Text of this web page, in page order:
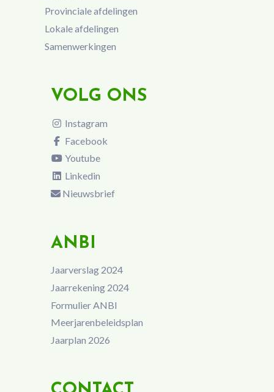
Provinciale afdelingen
Lokale afdelingen
Samenwerkingen
VOLG ONS
Instagram
Facebook
Youtube
Linkedin
Nieuwsbrief
ANBI
Jaarverslag 2024
Jaarrekening 2024
Formulier ANBI
Meerjarenbeleidsplan
Jaarplan 2026